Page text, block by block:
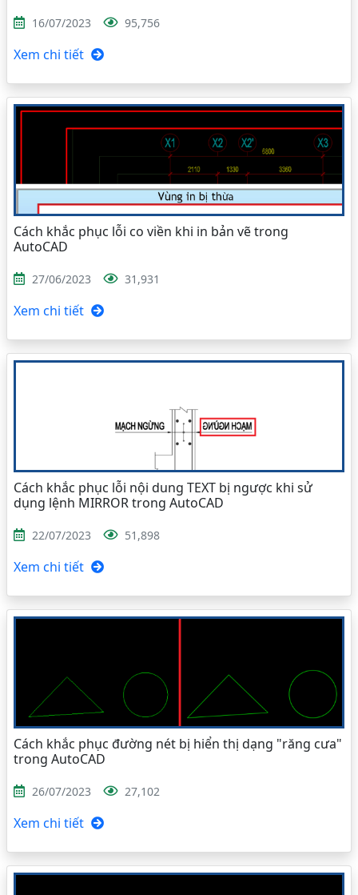
16/07/2023 95,756
Xem chi tiết
Cách khắc phục lỗi co viền khi in bản vẽ trong
AutoCAD
27/06/2023 31,931
Xem chi tiết
Cách khắc phục lỗi nội dung TEXT bị ngược khi sử
dụng lệnh MIRROR trong AutoCAD
22/07/2023 51,898
Xem chi tiết
Cách khắc phục đường nét bị hiển thị dạng "răng cưa"
trong AutoCAD
26/07/2023 27,102
Xem chi tiết